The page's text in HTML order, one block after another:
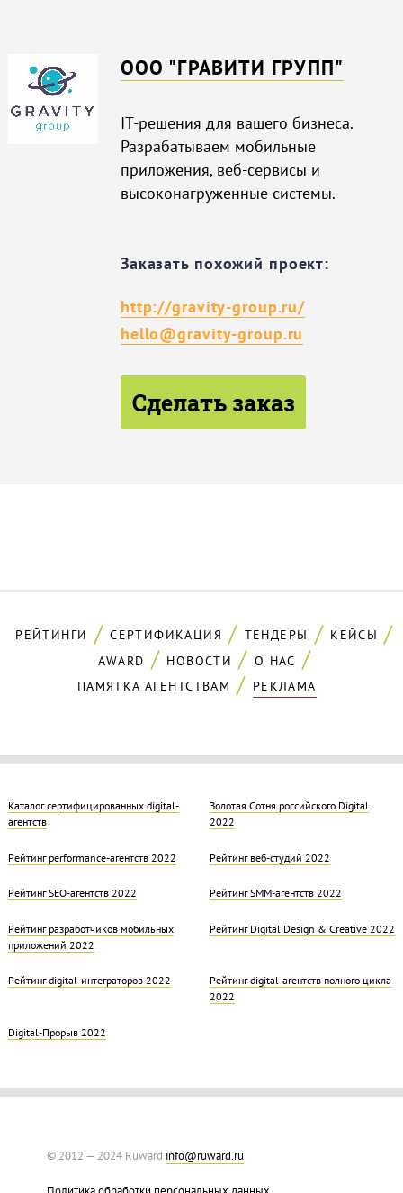
ООО "ГРАВИТИ ГРУПП"
IT-решения для вашего бизнеса.
Разрабатываем мобильные
приложения, веб-сервисы и
высоконагруженные системы.
Заказать похожий проект:
http://gravity-group.ru/
hello@gravity-group.ru
Сделать заказ
РЕЙТИНГИ СЕРТИФИКАЦИЯ ТЕНДЕРЫ
КЕЙСЫ
AWARD
НОВОСТИ
О НАС
ПАМЯТКА АГЕНТСТВАМ
РЕКЛАМА
Каталог сертифицированных digital-
агентств
Золотая Cотня российского Digital
2022
Рейтинг performance-агентств 2022 Рейтинг веб-студий 2022
Рейтинг SEO-агентств 2022 Рейтинг SMM-агентств 2022
Рейтинг разработчиков мобильных
приложений 2022
Рейтинг Digital Design & Creative 2022
Рейтинг digital-интеграторов 2022
Рейтинг digital-агентств полного цикла
2022
Digital-Прорыв 2022
© 2012 — 2024 Ruward info@ruward.ru